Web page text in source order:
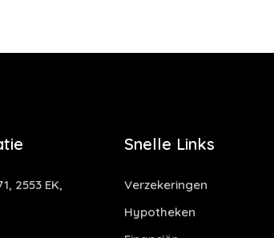
2553 EK,
Snelle Links
Verzekeringen
Hypotheken